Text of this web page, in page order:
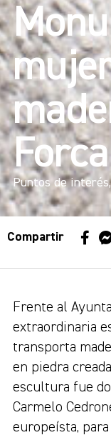
Puntos de interés
Compartir
Frente al
extraordinaria
transporta
en piedra
escultura fue
Carmelo
europeísta,